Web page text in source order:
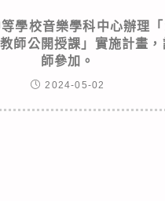
學校音樂學科中心辦理
師公開授課」實施計畫，
師參加。
2024-05-02